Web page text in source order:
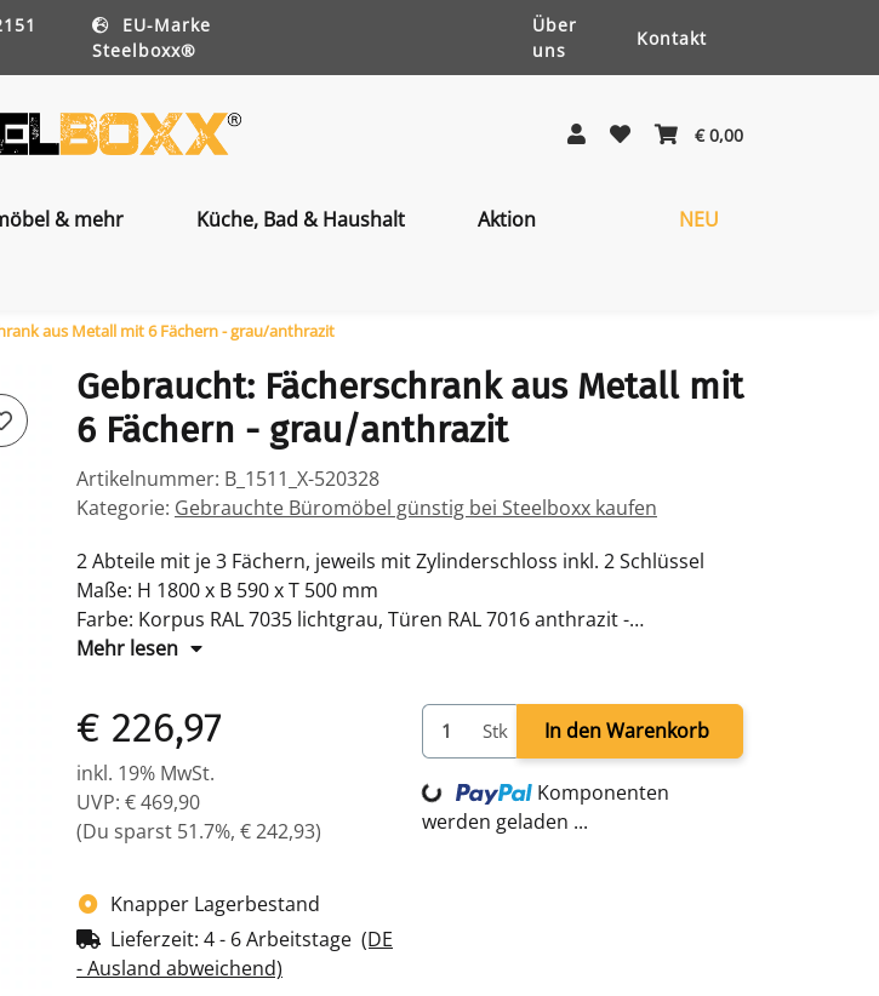
EU-Marke
Steelboxx®
Über
uns
Kontakt
€ 0,00
& mehr Küche, Bad & Haushalt Aktion NEU
aus Metall mit 6 Fächern - grau/anthrazit
Gebraucht: Fächerschrank aus Metall mit
6 Fächern - grau/anthrazit
Artikelnummer: B_1511_X-520328
Kategorie: Gebrauchte Büromöbel günstig bei Steelboxx kaufen
2 Abteile mit je 3 Fächern, jeweils mit Zylinderschloss inkl. 2 Schlüssel
Maße: H 1800 x B 590 x T 500 mm
Farbe: Korpus RAL 7035 lichtgrau, Türen RAL 7016 anthrazit -
pulverbeschichtet
Mehr lesen
€ 226,97
inkl. 19% MwSt.
UVP: € 469,90
(Du sparst 51.7%, € 242,93)
Knapper Lagerbestand
Lieferzeit: 4 - 6 Arbeitstage (DE
- Ausland abweichend)
Stk In den Warenkorb
Loading...
Komponenten
werden geladen ...